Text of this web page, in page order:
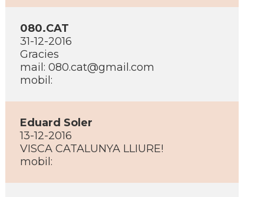
080.CAT
31-12-2016
Gracies
mail: 080.cat@gmail.com
mobil:
Eduard Soler
13-12-2016
VISCA CATALUNYA LLIURE!
mobil: